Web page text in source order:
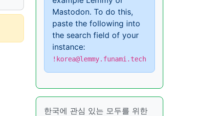
Mastodon. To do this,
paste the following into
the search field of your
instance:
!korea@lemmy.funami.tech
한국에 관심 있는 모두를 위한